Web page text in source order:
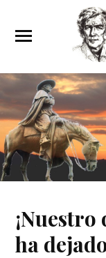
ha